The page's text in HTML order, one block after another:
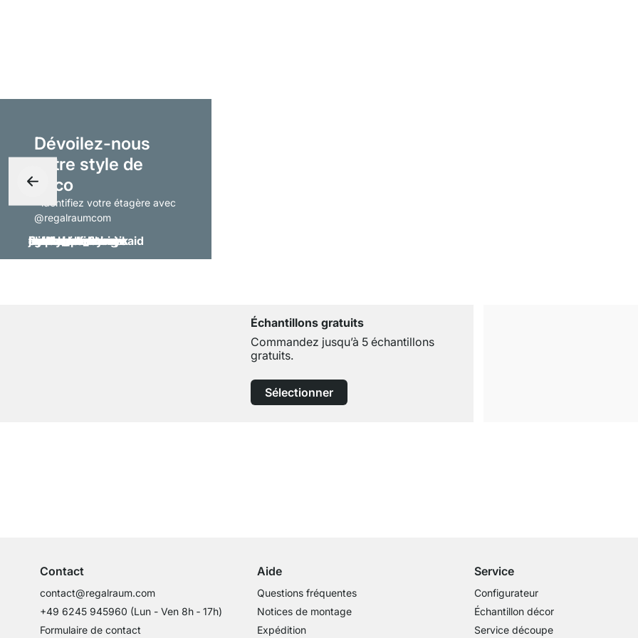
Dévoilez-nous
votre style de
déco
- identifiez votre étagère avec
@regalraumcom
Échantillons gratuits
Commandez jusqu’à 5 échantillons
gratuits.
Sélectionner
Contact
contact@regalraum.com
+49 6245 945960 (Lun - Ven 8h ‑ 17h)
Formulaire de contact
Aide
Questions fréquentes
Notices de montage
Expédition
Service
Configurateur
Échantillon décor
Service découpe